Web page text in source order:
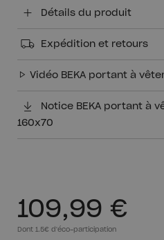
109,99 €
Dont 1.5€ d'éco-participation
Détails du produit
Expédition et retours
Vidéo BEKA portant à
Notice BEKA portant à
160x70